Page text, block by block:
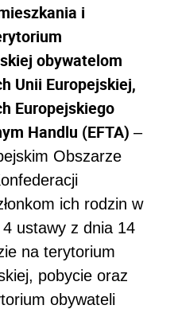
i
obywatelom
Unii Europejskiej,
Europejskiego
Handlu (EFTA) –
Obszarze
ich rodzin w
ustawy z dnia 14
na terytorium
pobycie oraz
obywateli